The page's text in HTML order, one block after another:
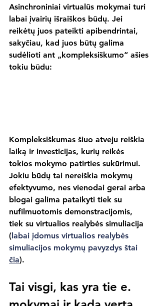
Asinchroniniai virtualūs mokymai turi
labai įvairių išraiškos būdų. Jei
reikėtų juos pateikti apibendrintai,
sakyčiau, kad juos būtų galima
sudėlioti ant „kompleksiškumo“ ašies
tokiu būdu:
Kompleksiškumas šiuo atveju reiškia
laiką ir investicijas, kurių reikės
tokios mokymo patirties sukūrimui.
Jokiu būdų tai nereiškia mokymų
efektyvumo, nes vienodai gerai arba
blogai galima pataikyti tiek su
nufilmuotomis demonstracijomis,
tiek su virtualios realybės simuliacija
(labai įdomus virtualios realybės
simuliacijos mokymų pavyzdys štai
čia).
Tai visgi, kas yra tie e.